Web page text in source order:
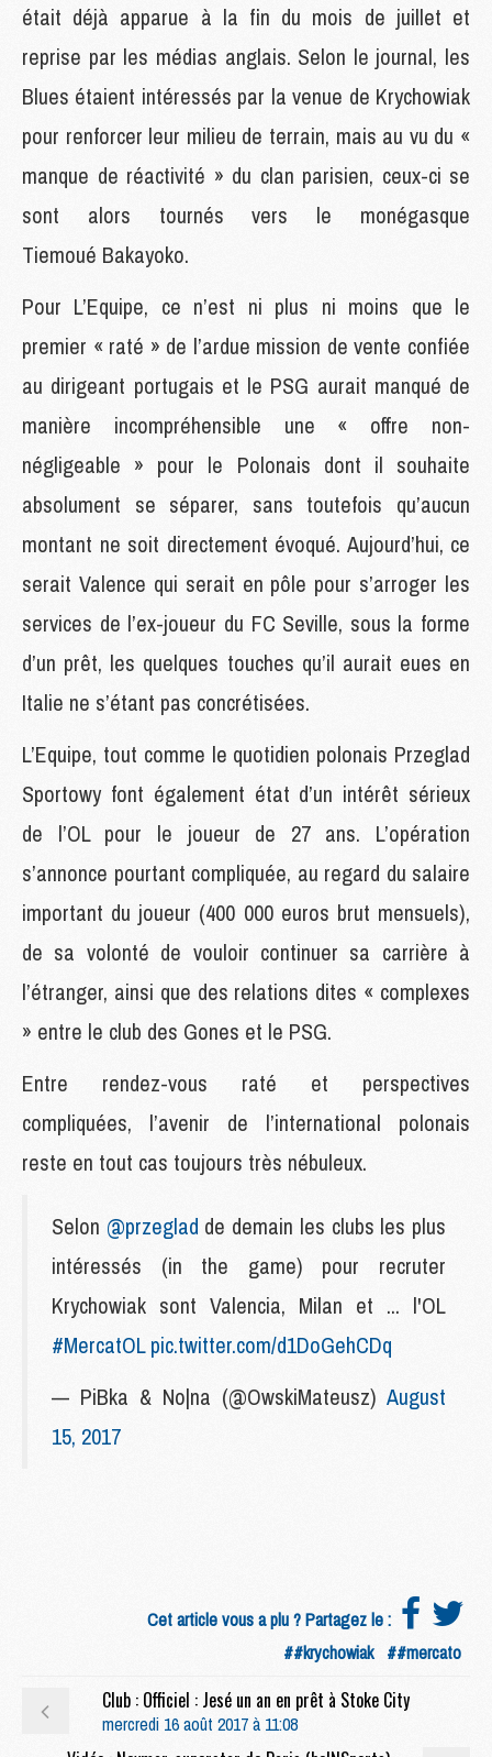
était déjà apparue à la fin du mois de juillet et
reprise par les médias anglais. Selon le journal, les
Blues étaient intéressés par la venue de Krychowiak
pour renforcer leur milieu de terrain, mais au vu du «
manque de réactivité » du clan parisien, ceux-ci se
sont alors tournés vers le monégasque
Tiemoué Bakayoko.
Pour L’Equipe, ce n’est ni plus ni moins que le
premier « raté » de l’ardue mission de vente confiée
au dirigeant portugais et le PSG aurait manqué de
manière incompréhensible une « offre non-
négligeable » pour le Polonais dont il souhaite
absolument se séparer, sans toutefois qu’aucun
montant ne soit directement évoqué. Aujourd’hui, ce
serait Valence qui serait en pôle pour s’arroger les
services de l’ex-joueur du FC Seville, sous la forme
d’un prêt, les quelques touches qu’il aurait eues en
Italie ne s’étant pas concrétisées.
L’Equipe, tout comme le quotidien polonais Przeglad
Sportowy font également état d’un intérêt sérieux
de l’OL pour le joueur de 27 ans. L’opération
s’annonce pourtant compliquée, au regard du salaire
important du joueur (400 000 euros brut mensuels),
de sa volonté de vouloir continuer sa carrière à
l’étranger, ainsi que des relations dites « complexes
» entre le club des Gones et le PSG.
Entre rendez-vous raté et perspectives
compliquées, l’avenir de l’international polonais
reste en tout cas toujours très nébuleux.
Selon @przeglad de demain les clubs les plus
intéressés (in the game) pour recruter
Krychowiak sont Valencia, Milan et ... l'OL
#MercatOL pic.twitter.com/d1DoGehCDq
— PiBka & No|na (@OwskiMateusz) August
15, 2017
Cet article vous a plu ? Partagez le :
##krychowiak ##mercato
Club : Officiel : Jesé un an en prêt à Stoke City
mercredi 16 août 2017 à 11:08